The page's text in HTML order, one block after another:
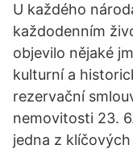
U každého
každodenním
objevilo nějaké
kulturní a
rezervační
nemovitosti 23.
jedna z